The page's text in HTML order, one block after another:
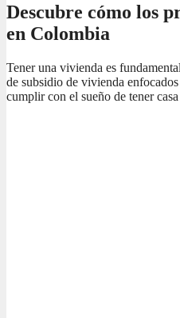
Descubre cómo los
en Colombia
Tener una vivienda es
de subsidio de vivienda
cumplir con el sueño de tener